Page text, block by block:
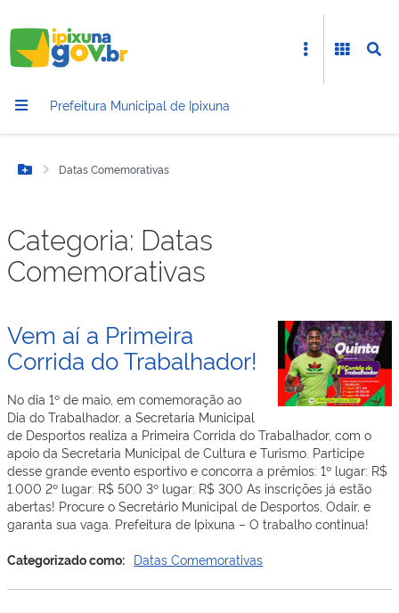
Prefeitura Municipal de Ipixuna
Botão Menu
Datas Comemorativas
Categoria: Datas
Comemorativas
Vem aí a Primeira
Corrida do Trabalhador!
No dia 1º de maio, em comemoração ao
Dia do Trabalhador, a Secretaria Municipal
de Desportos realiza a Primeira Corrida do Trabalhador, com o
apoio da Secretaria Municipal de Cultura e Turismo. Participe
desse grande evento esportivo e concorra a prêmios: 1º lugar: R$
1.000 2º lugar: R$ 500 3º lugar: R$ 300 As inscrições já estão
abertas! Procure o Secretário Municipal de Desportos, Odair, e
garanta sua vaga. Prefeitura de Ipixuna – O trabalho continua!
Categorizado como: Datas Comemorativas